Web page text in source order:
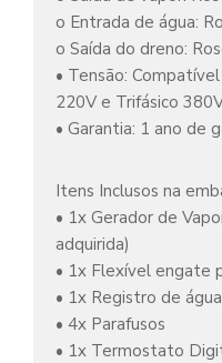
o Entrada de água:
o Saída do dreno:
• Tensão:
220V e Trifásico
• Garantia: 1 ano de
Itens Inclusos na
• 1x Gerador de
adquirida)
• 1x Flexível engate
• 1x Registro de
• 4x Parafusos
• 1x Termostato